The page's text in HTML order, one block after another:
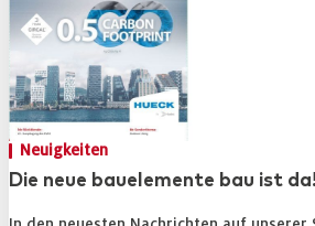
Neuigkeiten
Die neue bauelemente bau ist da!